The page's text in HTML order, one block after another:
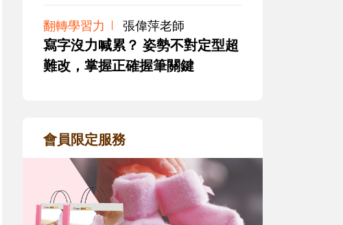
翻轉學習力 張偉萍老師
寫字沒力喊累？ 姿勢不對定型超
難改，掌握正確握筆關鍵
會員限定服務